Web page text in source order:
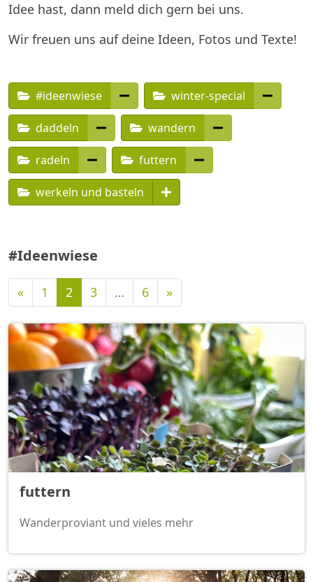
Idee hast, dann meld dich gern bei uns.
Wir freuen uns auf deine Ideen, Fotos und Texte!
#ideenwiese winter-special
daddeln wandern
radeln futtern
werkeln und basteln
#Ideenwiese
«Vorherige
1 2 3 … 6 »Nächste
futtern
Wanderproviant und vieles mehr